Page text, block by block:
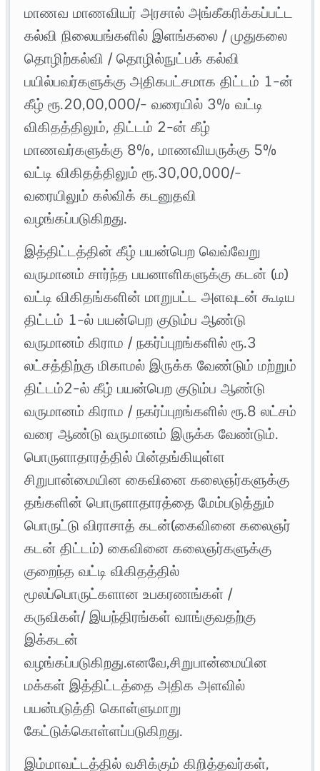
மாணவ மாணவியர் அரசால் அங்கீகரிக்கப்பட்ட
கல்வி நிலையங்களில் இளங்கலை / முதுகலை
தொழிற்கல்வி / தொழில்நுட்பக் கல்வி
பயில்பவர்களுக்கு அதிகபட்சமாக திட்டம் 1-ன்
கீழ் ரூ.20,00,000/- வரையில் 3% வட்டி
விகிதத்திலும், திட்டம் 2-ன் கீழ்
மாணவர்களுக்கு 8%, மாணவியருக்கு 5%
வட்டி விகிதத்திலும் ரூ.30,00,000/-
வரையிலும் கல்விக் கடனுதவி
வழங்கப்படுகிறது.
இத்திட்டத்தின் கீழ் பயன்பெற வெவ்வேறு
வருமானம் சார்ந்த பயனாளிகளுக்கு கடன் (ம)
வட்டி விகிதங்களின் மாறுபட்ட அளவுடன் கூடிய
திட்டம் 1-ல் பயன்பெற குடும்ப ஆண்டு
வருமானம் கிராம / நகர்ப்புறங்களில் ரூ.3
லட்சத்திற்கு மிகாமல் இருக்க வேண்டும் மற்றும்
திட்டம்2-ல் கீழ் பயன்பெற குடும்ப ஆண்டு
வருமானம் கிராம / நகர்ப்புறங்களில் ரூ.8 லட்சம்
வரை ஆண்டு வருமானம் இருக்க வேண்டும்.
பொருளாதாரத்தில் பின்தங்கியுள்ள
சிறுபான்மையின கைவினை கலைஞர்களுக்கு
தங்களின் பொருளாதாரத்தை மேம்படுத்தும்
பொருட்டு விராசாத் கடன்(கைவினை கலைஞர்
கடன் திட்டம்) கைவினை கலைஞர்களுக்கு
குறைந்த வட்டி விகிதத்தில்
மூலப்பொருட்களான உபகரணங்கள் /
கருவிகள்/ இயந்திரங்கள் வாங்குவதற்கு
இக்கடன்
வழங்கப்படுகிறது.எனவே,சிறுபான்மையின
மக்கள் இத்திட்டத்தை அதிக அளவில்
பயன்படுத்தி கொள்ளுமாறு
கேட்டுக்கொள்ளப்படுகிறது.
இம்மாவட்டத்தில் வசிக்கும் கிறித்தவர்கள்,